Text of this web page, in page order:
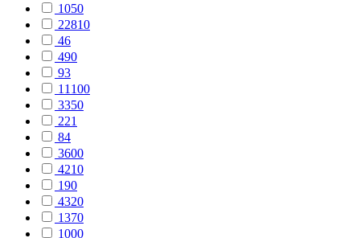
1050
22810
46
490
93
11100
3350
221
84
3600
4210
190
4320
1370
1000